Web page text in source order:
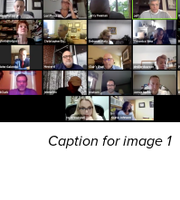
Caption for image 1